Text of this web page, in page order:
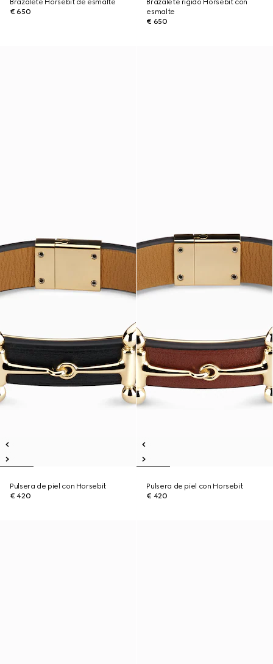
Brazalete Horsebit de esmalte
€ 650
Brazalete rígido Horsebit con
esmalte
€ 650
Pulsera de piel con Horsebit
€ 420
Pulsera de piel con Horsebit
€ 420